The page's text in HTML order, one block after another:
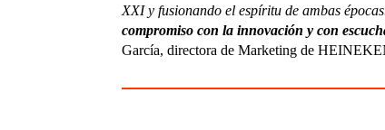
XXI y fusionando el espíritu de ambas
compromiso con la innovación y con
García, directora de Marketing de